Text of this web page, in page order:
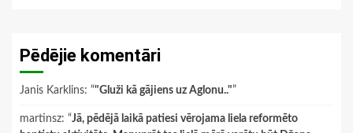
Pēdējie komentāri
Janis Karklins: “"Gluži kā gājiens uz Aglonu.."”
martinsz: “Jā, pēdējā laikā patiesi vērojama liela reformēto